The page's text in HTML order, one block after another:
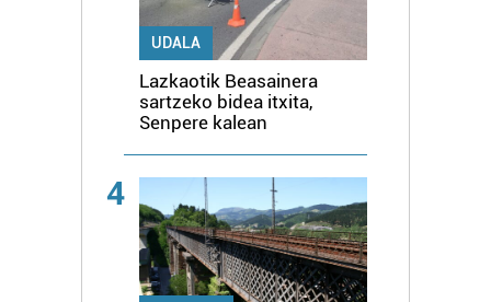
UDALA
Lazkaotik Beasainera
sartzeko bidea itxita,
Senpere kalean
4